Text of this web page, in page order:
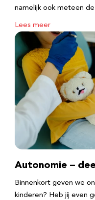
namelijk ook meteen
Lees meer
Autonomie –
Binnenkort geven we
kinderen? Heb jij even